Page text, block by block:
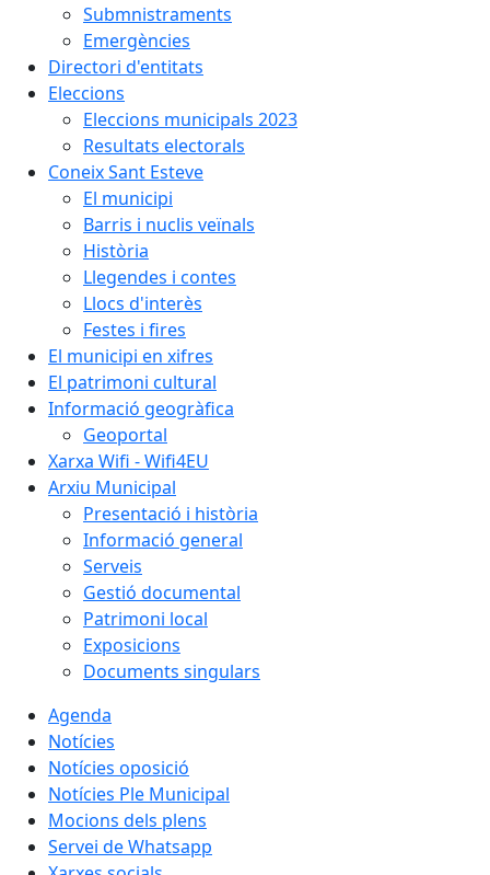
Submnistraments
Emergències
Directori d'entitats
Eleccions
Eleccions municipals 2023
Resultats electorals
Coneix Sant Esteve
El municipi
Barris i nuclis veïnals
Història
Llegendes i contes
Llocs d'interès
Festes i fires
El municipi en xifres
El patrimoni cultural
Informació geogràfica
Geoportal
Xarxa Wifi - Wifi4EU
Arxiu Municipal
Presentació i història
Informació general
Serveis
Gestió documental
Patrimoni local
Exposicions
Documents singulars
Agenda
Notícies
Notícies oposició
Notícies Ple Municipal
Mocions dels plens
Servei de Whatsapp